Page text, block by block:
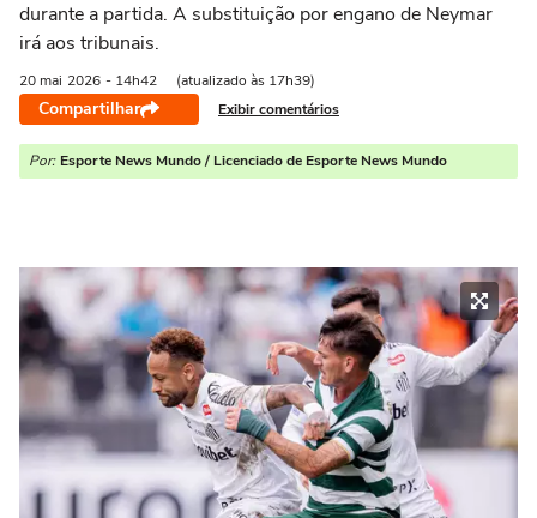
durante a partida. A substituição por engano de Neymar
irá aos tribunais.
20 mai 2026 - 14h42 (atualizado às 17h39)
Compartilhar Exibir comentários
Por: Esporte News Mundo / Licenciado de Esporte News Mundo